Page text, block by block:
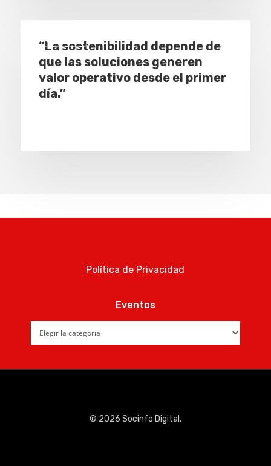
Especial
“La sostenibilidad depende de
que las soluciones generen
valor operativo desde el primer
día.”
Política de Privacidad
Eventos
© 2026 Socinfo Digital.